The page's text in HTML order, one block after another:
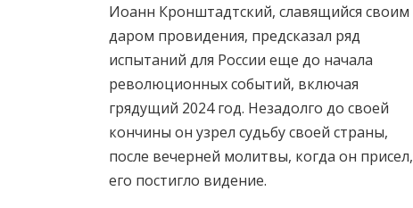
Иоанн Кронштадтский, славящийся своим
даром провидения, предсказал ряд
испытаний для России еще до начала
революционных событий, включая
грядущий 2024 год. Незадолго до своей
кончины он узрел судьбу своей страны,
после вечерней молитвы, когда он присел,
его постигло видение.